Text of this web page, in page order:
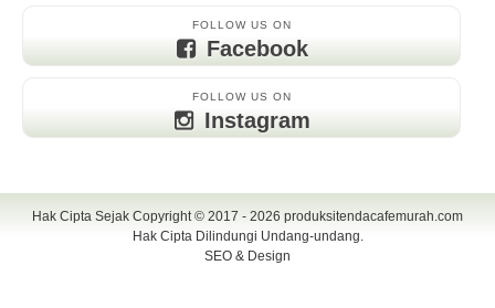
FOLLOW US ON
Facebook
FOLLOW US ON
Instagram
Hak Cipta Sejak Copyright © 2017 - 2026 produksitendacafemurah.com
Hak Cipta Dilindungi Undang-undang.
SEO & Design